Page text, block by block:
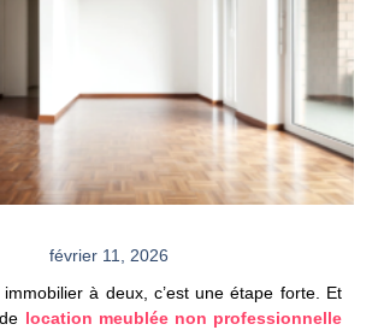
février 11, 2026
à deux, c’est une étape forte. Et
location meublée non professionnelle